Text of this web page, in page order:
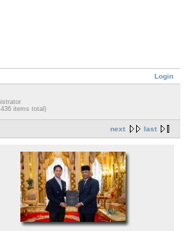
Login
items total)
next last